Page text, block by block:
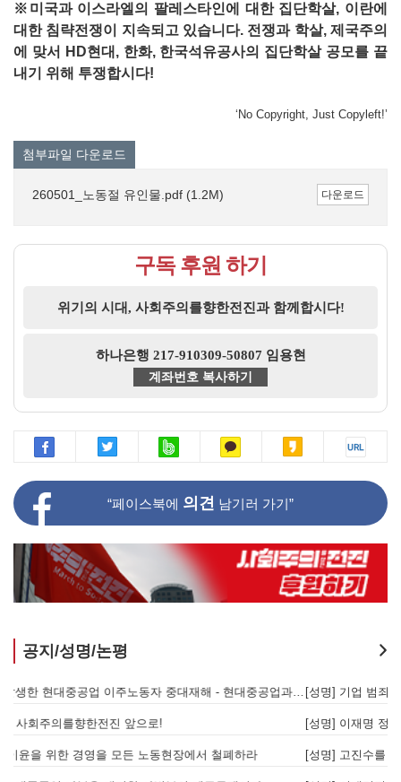
※미국과 이스라엘의 팔레스타인에 대한 집단학살, 이란에
대한 침략전쟁이 지속되고 있습니다. 전쟁과 학살, 제국주의
에 맞서 HD현대, 한화, 한국석유공사의 집단학살 공모를 끝
내기 위해 투쟁합시다!
‘No Copyright, Just Copyleft!’
첨부파일 다운로드
260501_노동절 유인물.pdf (1.2M) 다운로드
구독 후원 하기
위기의 시대, 사회주의를향한전진과 함께합시다!
하나은행 217-910309-50807 임용현
계좌번호 복사하기
“페이스북에 의견 남기러 가기”
공지/성명/논평
[성명] 기업 범죄 방패막이 사법부, 변하지 않는 체제의 실체 - 아리셀 참사 주범 박순관 4년 선고에 부쳐
[성명] 이재명 정부와 CU 원청이 서광석을 죽였다! - 고 서광석 동지의 죽음을 애도하며
[성명] 고진수를 즉각 석방하라! 감옥에 가야할 자는 주명건과 정근식이다!